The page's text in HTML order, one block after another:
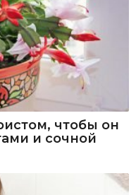
чтобы он
и сочной